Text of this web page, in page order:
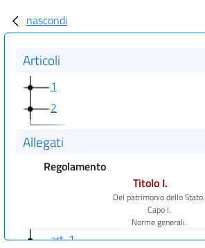
nascondi
Articoli
1
2
Allegati
Regolamento
Titolo I.
Del patrimonio dello Stato.
Capo I.
Norme generali.
art. 1